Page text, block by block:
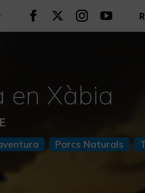
Seguir en Facebook
Seguir en
Seguir en
Seguir
en Xàbia
Parcs Naturals